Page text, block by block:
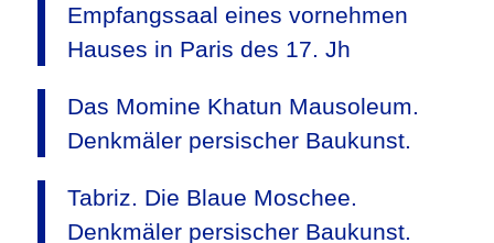
Empfangssaal eines vornehmen
Hauses in Paris des 17. Jh
Das Momine Khatun Mausoleum.
Denkmäler persischer Baukunst.
Tabriz. Die Blaue Moschee.
Denkmäler persischer Baukunst.